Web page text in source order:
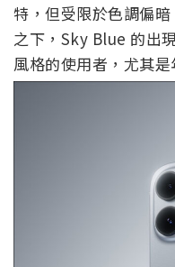
特，但受限於色調偏
之下，Sky Blue 的出
風格的使用者，尤其